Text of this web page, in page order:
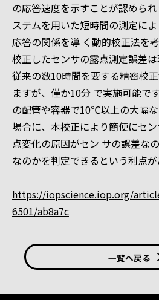
の応答速度を示すことが認めら
ステムを用いた短時間の測定に
応答の関係を導 く動的校正法を
校正したセンサの露点測定誤差
従来の数10時間を要する精密校
ますが、僅か10分 で実施可能で
の配管や容器で10℃以上の大幅
場合に、本校正により簡便にセ
点変化の原因がセン サの誤差な
なのかを判定できるという利点が
https://iopscience.iop.org/
6501/ab8a7c
一覧へ戻る